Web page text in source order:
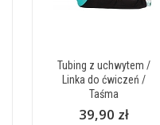
Tubing z uchwytem /
Linka do ćwiczeń /
Taśma
39,90 zł